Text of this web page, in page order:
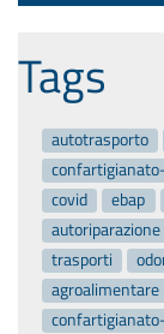
Tags
autotrasporto
covid
ebap
autoriparazione
trasporti
agroalimentare